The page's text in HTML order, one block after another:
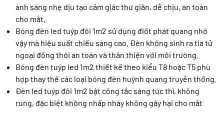
ánh sáng nhẹ dịu tạo cảm giác thư giãn, dễ chịu, an toàn
cho mắt.
Bóng đèn led tuýp đôi 1m2 sử dụng điốt phát quang nhờ
vậy mà hiệu suất chiếu sáng cao. Đèn không sinh ra tia tử
ngoại đồng thời an toàn và thân thiện với môi trường.
Bóng đèn tuýp led 1m2 thiết kế theo kiểu T8 hoặc T5 phù
hợp thay thế các loại bóng đèn huỳnh quang truyền thống.
Đèn led tuýp đôi 1m2 bật công tắc sáng tức thì, không
rung, đặc biệt không nhấp nháy không gây hại cho mắt